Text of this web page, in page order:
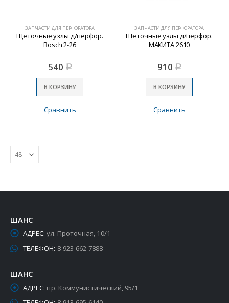
ЗАПЧАСТИ ДЛЯ ПЕРФОРАТОРА
Щеточные узлы д/перфор.
Bosch 2-26
540 Р
В КОРЗИНУ
Сравнить
ЗАПЧАСТИ ДЛЯ ПЕРФОРАТОРА
Щеточные узлы д/перфор.
МАКИТА 2610
910 Р
В КОРЗИНУ
Сравнить
ШАНС
АДРЕС: ул. Проточная, 10/1
ТЕЛЕФОН: 8-923-662-7888
ШАНС
АДРЕС: пр. Коммунистический, 95/1